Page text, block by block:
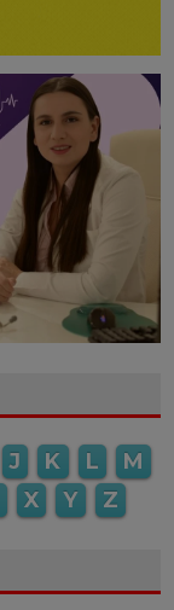
J K L
M
X Y Z